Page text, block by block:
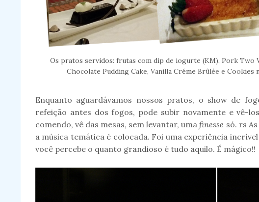
Os pratos servidos: frutas com dip de iogurte (KM), Pork Two
Chocolate Pudding Cake, Vanilla Créme Brûlée e Cookies
Enquanto aguardávamos nossos pratos, o show de
refeição antes dos fogos, pode subir novamente e vê-
comendo, vê das mesas, sem levantar, umafinesse só. rs
a música temática é colocada. Foi uma experiência
você percebe o quanto grandioso é tudo aquilo. É mágico!!